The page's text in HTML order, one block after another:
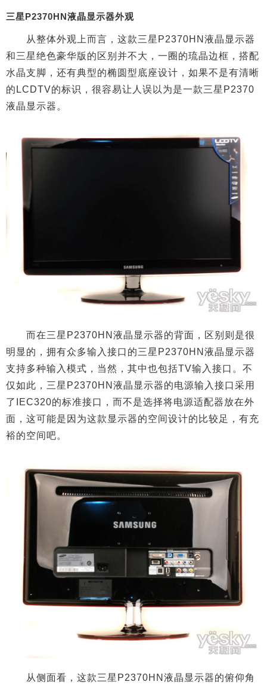
三星P2370HN液晶显示器外观
从整体外观上而言，这款三星P2370HN液晶显示器
和三星绝色豪华版的区别并不大，一圈的琉晶边框，搭配
水晶支脚，还有典型的椭圆型底座设计，如果不是有清晰
的LCDTV的标识，很容易让人误以为是一款三星P2370
液晶显示器。
而在三星P2370HN液晶显示器的背面，区别则是很
明显的，拥有众多输入接口的三星P2370HN液晶显示器
支持多种输入模式，当然，其中也包括TV输入接口。不
仅如此，三星P2370HN液晶显示器的电源输入接口采用
了IEC320的标准接口，而不是选择将电源适配器放在外
面，这可能是因为这款显示器的空间设计的比较足，有充
裕的空间吧。
从侧面看，这款三星P2370HN液晶显示器的俯仰角